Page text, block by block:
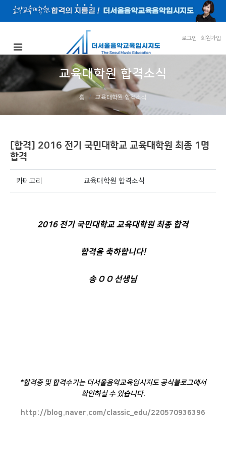
로그인 회원가입
교육대학원 합격소식
홈 교육대학원 합격소식
[합격] 2016 전기 국민대학교 교육대학원 최종 1명
합격
카테고리 교육대학원 합격소식
2016 전기 국민대학교 교육대학원 최종 합격
합격을 축하합니다!
송 O O 선생님
*합격증 및 합격수기는 더서울음악교육입시지도 공식블로그에서
확인하실 수 있습니다.
http://blog.naver.com/classic_edu/220570936396